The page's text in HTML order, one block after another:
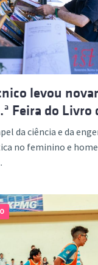
levou
Feira do Livro
da ciência e da
no feminino e